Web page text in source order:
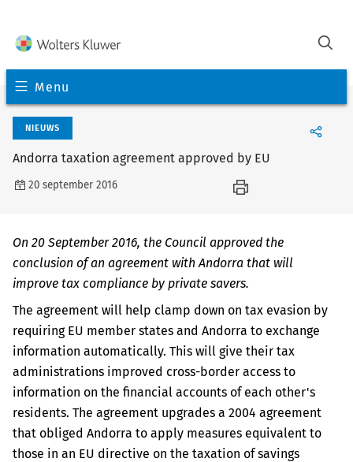
Menu
NIEUWS
Andorra taxation agreement approved by EU
20 september 2016
On 20 September 2016, the Council approved the
conclusion of an agreement with Andorra that will
improve tax compliance by private savers.
The agreement will help clamp down on tax evasion by
requiring EU member states and Andorra to exchange
information automatically. This will give their tax
administrations improved cross-border access to
information on the financial accounts of each other's
residents. The agreement upgrades a 2004 agreement
that obliged Andorra to apply measures equivalent to
those in an EU directive on the taxation of savings